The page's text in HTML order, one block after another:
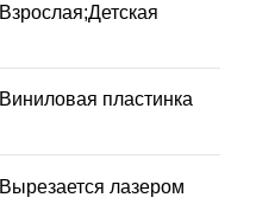
Взрослая;Детская
Виниловая пластинка
Вырезается лазером